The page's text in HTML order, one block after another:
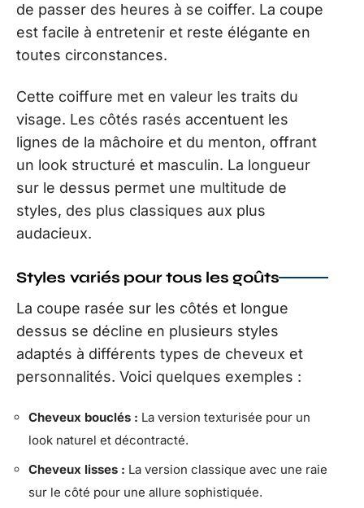
de passer des heures à se coiffer. La coupe
est facile à entretenir et reste élégante en
toutes circonstances.
Cette coiffure met en valeur les traits du
visage. Les côtés rasés accentuent les
lignes de la mâchoire et du menton, offrant
un look structuré et masculin. La longueur
sur le dessus permet une multitude de
styles, des plus classiques aux plus
audacieux.
Styles variés pour tous les goûts
La coupe rasée sur les côtés et longue
dessus se décline en plusieurs styles
adaptés à différents types de cheveux et
personnalités. Voici quelques exemples :
Cheveux bouclés : La version texturisée pour un
look naturel et décontracté.
Cheveux lisses : La version classique avec une raie
sur le côté pour une allure sophistiquée.